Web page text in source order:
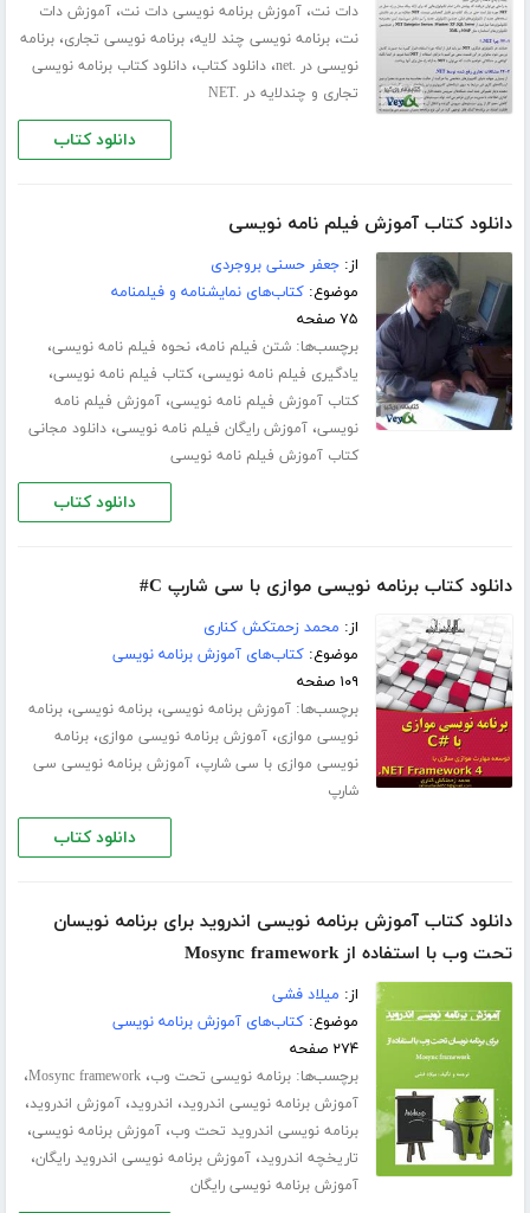
دات نت،آموزش برنامه نویسی دات نت،آموزش دات
نت،برنامه نویسی چند لایه،برنامه نویسی تجاری،برنامه
نویسی در .net
،دانلود کتاب،دانلود کتاب برنامه نویسی
تجاری و چندلایه در .NET
دانلود کتاب
دانلود کتاب آموزش فیلم نامه نویسی
از:جعفر حسنی بروجردی
موضوع:کتاب‌های نمایشنامه و فیلمنامه
۷۵ صفحه
برچسب‌ها:شتن فیلم نامه،نحوه فیلم نامه نویسی،
یادگیری فیلم نامه نویسی،کتاب فیلم نامه نویسی،
کتاب آموزش فیلم نامه نویسی،آموزش فیلم نامه
نویسی،آموزش رایگان فیلم نامه نویسی،دانلود مجانی
کتاب آموزش فیلم نامه نویسی
دانلود کتاب
دانلود کتاب برنامه نویسی موازی با سی شارپ C#
از: محمد زحمتکش کناری
موضوع:کتاب‌های آموزش برنامه نویسی
۱۰۹ صفحه
برچسب‌ها:آموزش برنامه نویسی،برنامه نویسی،برنامه
نویسی موازی،آموزش برنامه نویسی موازی،برنامه
نویسی موازی با سی شارپ،آموزش برنامه نویسی سی
شارپ
دانلود کتاب
دانلود کتاب آموزش برنامه نویسی اندروید برای برنامه نویسان
تحت وب با استفاده از Mosync framework
از: میلاد فشی
موضوع:کتاب‌های آموزش برنامه نویسی
۲۷۴ صفحه
برچسب‌ها:برنامه نویسی تحت وب،Mosync framework،
آموزش برنامه نویسی اندروید، اندروید،آموزش اندروید،
برنامه نویسی اندروید تحت وب،آموزش برنامه نویسی،
تاریخچه اندروید،آموزش برنامه نویسی اندروید رایگان،
آموزش برنامه نویسی رایگان